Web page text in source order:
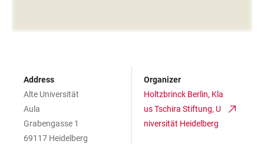
Address
Alte Universität
Aula
Grabengasse 1
69117 Heidelberg
Organizer
Holtzbrinck Berlin, Kla
us Tschira Stiftung, U
niversität Heidelberg